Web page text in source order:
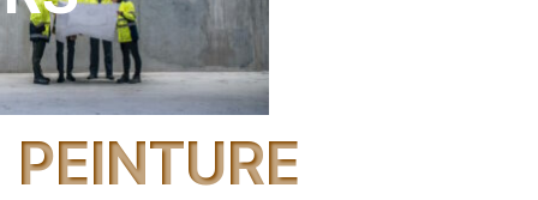
PEINTURE